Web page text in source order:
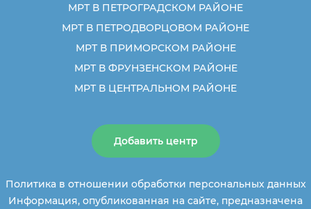
МРТ В ПЕТРОГРАДСКОМ РАЙОНЕ
МРТ В ПЕТРОДВОРЦОВОМ РАЙОНЕ
МРТ В ПРИМОРСКОМ РАЙОНЕ
МРТ В ФРУНЗЕНСКОМ РАЙОНЕ
МРТ В ЦЕНТРАЛЬНОМ РАЙОНЕ
Добавить центр
Политика в отношении обработки персональных данных
Информация, опубликованная на сайте, предназначена